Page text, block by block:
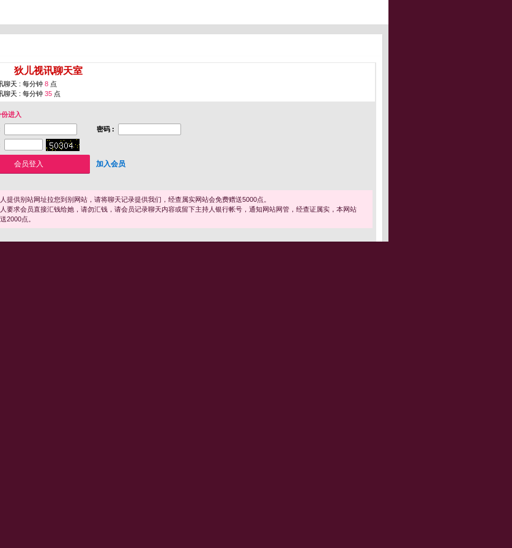
狄儿视讯聊天室
聊天 : 每分钟 8 点
聊天 : 每分钟 35 点
进入
密码 :
加入会员
提供别站网址拉您到别网站，请将聊天记录提供我们，经查属实网站会免费赠送5000点。
要求会员直接汇钱给她，请勿汇钱，请会员记录聊天内容或留下主持人银行帐号，通知网站网管，经查证属实，本网站
2000点。